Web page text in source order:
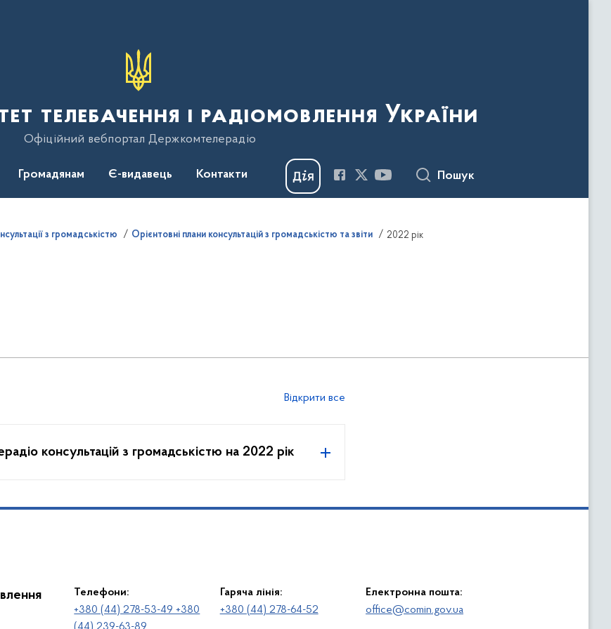
телебачення і радіомовлення України
Офіційний вебпортал Держкомтелерадіо
Громадянам Є-видавець Контакти Пошук
з громадськістю Орієнтовні плани консультацій з громадськістю та звіти 2022 рік
Відкрити все
консультацій з громадськістю на 2022 рік
Телефони:
+380 (44) 278-53-49 +380
Гаряча лінія:
+380 (44) 278-64-52
Електронна пошта:
office@comin.gov.ua